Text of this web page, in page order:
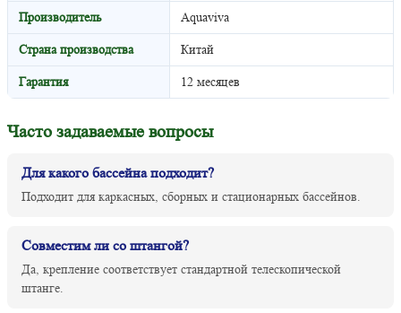
Производитель Aquaviva
Страна производства Китай
Гарантия 12 месяцев
Часто задаваемые вопросы
Для какого бассейна подходит?
Подходит для каркасных, сборных и стационарных бассейнов.
Совместим ли со штангой?
Да, крепление соответствует стандартной телескопической
штанге.